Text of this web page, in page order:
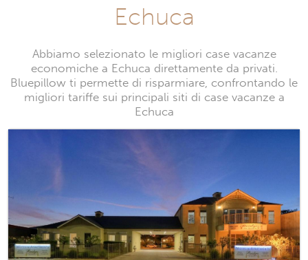
Echuca
Abbiamo selezionato le migliori case vacanze
economiche a Echuca direttamente da privati.
Bluepillow ti permette di risparmiare, confrontando le
migliori tariffe sui principali siti di case vacanze a
Echuca